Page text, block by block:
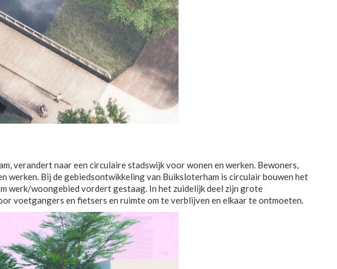
verandert naar een circulaire stadswijk voor wonen en werken. Bewoners,
werken. Bij de gebiedsontwikkeling van Buiksloterham is circulair bouwen het
werk/woongebied vordert gestaag. In het zuidelijk deel zijn grote
voetgangers en fietsers en ruimte om te verblijven en elkaar te ontmoeten.